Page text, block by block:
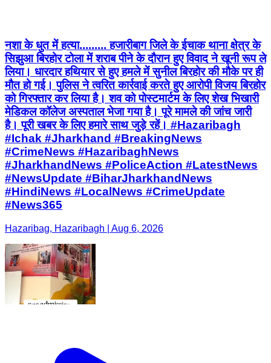
नशा के धुत में हत्या......... हजारीबाग जिले के ईचाक थाना क्षेत्र के
सिझुआ बिरहोर टोला में शराब पीने के दौरान हुए विवाद ने खूनी रूप ले
लिया। धारदार हथियार से हुए हमले में सुनील बिरहोर की मौके पर ही
मौत हो गई। पुलिस ने त्वरित कार्रवाई करते हुए आरोपी विजय बिरहोर
को गिरफ्तार कर लिया है। शव को पोस्टमार्टम के लिए शेख भिखारी
मेडिकल कॉलेज अस्पताल भेजा गया है। पूरे मामले की जांच जारी
है। पूरी खबर के लिए हमारे साथ जुड़े रहें। #Hazaribagh
#Ichak #Jharkhand #BreakingNews
#CrimeNews #HazaribaghNews
#JharkhandNews #PoliceAction #LatestNews
#NewsUpdate #BiharJharkhandNews
#HindiNews #LocalNews #CrimeUpdate
#News365
Hazaribag, Hazaribagh | Aug 6, 2026